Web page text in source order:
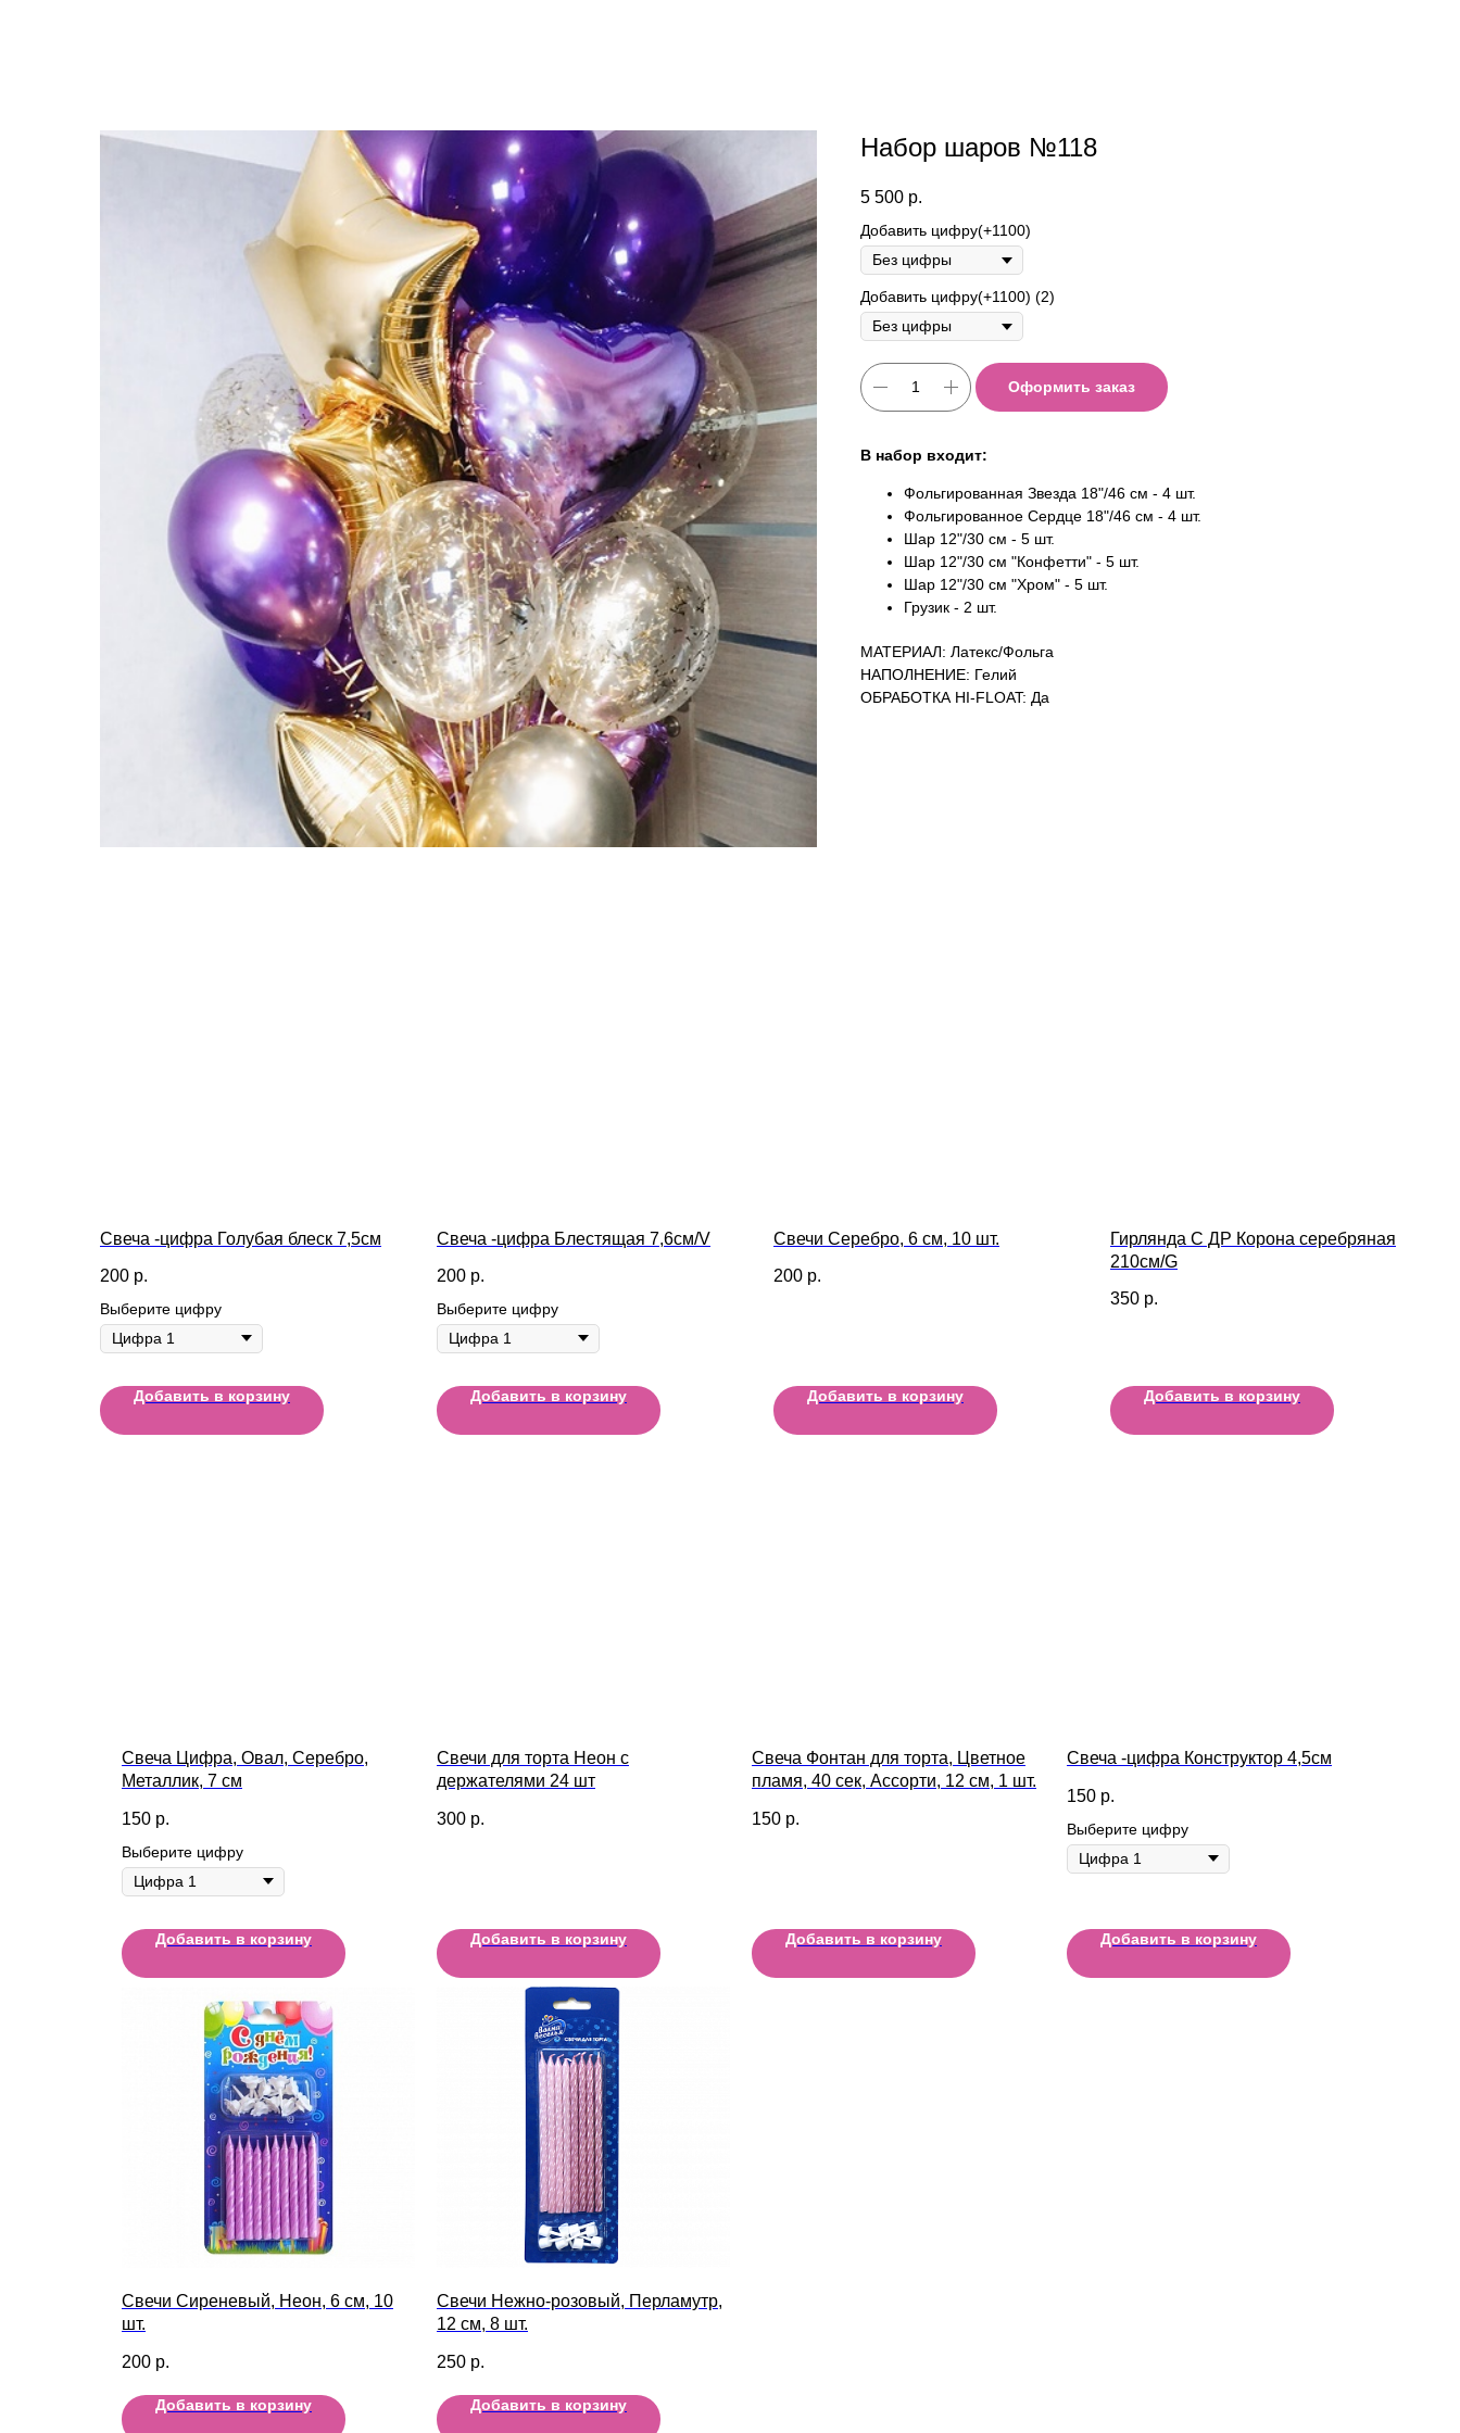
Набор шаров №118
5 500 р.
Добавить цифру(+1100)
Добавить цифру(+1100) (2)
Оформить заказ
В набор входит:
Фольгированная Звезда 18"/46 см - 4 шт.
Фольгированное Сердце 18"/46 см - 4 шт.
Шар 12"/30 см - 5 шт.
Шар 12"/30 см "Конфетти" - 5 шт.
Шар 12"/30 см "Хром" - 5 шт.
Грузик - 2 шт.
МАТЕРИАЛ: Латекс/Фольга
НАПОЛНЕНИЕ: Гелий
ОБРАБОТКА HI-FLOAT: Да
Свеча -цифра Голубая блеск 7,5см
200 р.
Выберите цифру
Добавить в корзину
Свеча -цифра Блестящая 7,6см/V
200 р.
Выберите цифру
Добавить в корзину
Свечи Серебро, 6 см, 10 шт.
200 р.
Добавить в корзину
Гирлянда С ДР Корона серебряная
210см/G
350 р.
Добавить в корзину
Свеча Цифра, Овал, Серебро,
Металлик, 7 см
150 р.
Выберите цифру
Добавить в корзину
Свечи для торта Неон с
держателями 24 шт
300 р.
Добавить в корзину
Свеча Фонтан для торта, Цветное
пламя, 40 сек, Ассорти, 12 см, 1 шт.
150 р.
Добавить в корзину
Свеча -цифра Конструктор 4,5см
150 р.
Выберите цифру
Добавить в корзину
Свечи Сиреневый, Неон, 6 см, 10
шт.
200 р.
Добавить в корзину
Свечи Нежно-розовый, Перламутр,
12 см, 8 шт.
250 р.
Добавить в корзину